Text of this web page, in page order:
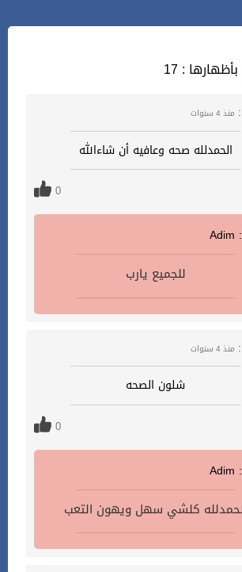
بأظهارها
منذ 4 سنوات
الحمدلله صحه وعافيه أن شاءالله
0
Adim :
للجميع يارب
منذ 4 سنوات
شلون الصحه
0
Adim :
كلشي سهل ويهون التعب